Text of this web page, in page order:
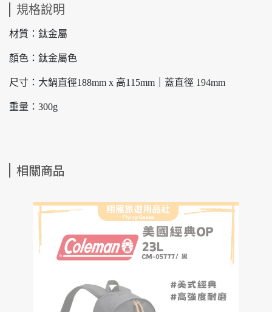
規格說明
材質：鈦金屬
顏色：鈦金屬色
尺寸：大鍋直徑188mm x 高115mm｜蓋直徑 194mm
重量：300g
相關商品